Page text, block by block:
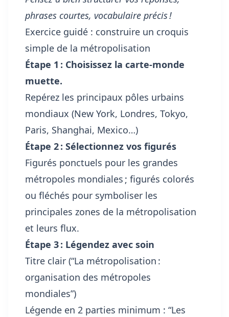
phrases courtes, vocabulaire précis !
Exercice guidé : construire un croquis
simple de la métropolisation
Étape 1 : Choisissez la carte-monde
muette.
Repérez les principaux pôles urbains
mondiaux (New York, Londres, Tokyo,
Paris, Shanghai, Mexico…)
Étape 2 : Sélectionnez vos figurés
Figurés ponctuels pour les grandes
métropoles mondiales ; figurés colorés
ou fléchés pour symboliser les
principales zones de la métropolisation
et leurs flux.
Étape 3 : Légendez avec soin
Titre clair (“La métropolisation :
organisation des métropoles
mondiales”)
Légende en 2 parties minimum : “Les